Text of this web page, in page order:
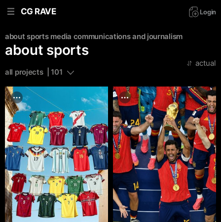
CG RAVE Login
about sports media communications and journalism
about sports
all projects  | 101
actual